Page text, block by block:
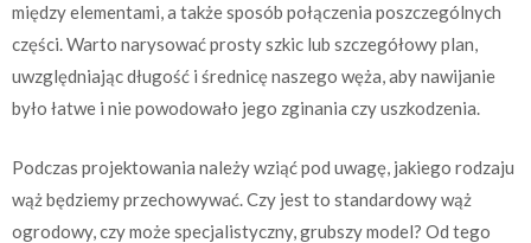
między elementami, a także sposób połączenia poszczególnych
części. Warto narysować prosty szkic lub szczegółowy plan,
uwzględniając długość i średnicę naszego węża, aby nawijanie
było łatwe i nie powodowało jego zginania czy uszkodzenia.
Podczas projektowania należy wziąć pod uwagę, jakiego rodzaju
wąż będziemy przechowywać. Czy jest to standardowy wąż
ogrodowy, czy może specjalistyczny, grubszy model? Od tego